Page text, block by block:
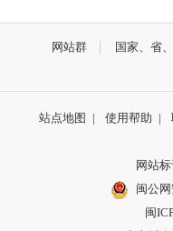
网站群 国家、省
站点地图 | 使用帮助 |
网站
闽公
闽